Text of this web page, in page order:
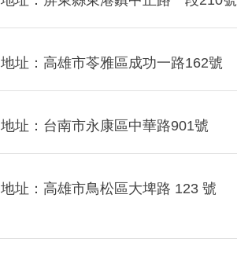
地址：高雄市苓雅區成功一路162號
地址：台南市永康區中華路901號
地址：高雄市鳥松區大埤路 123 號